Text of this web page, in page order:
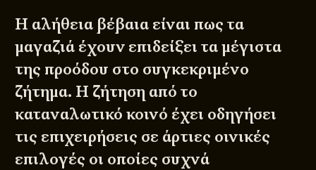
Η αλήθεια βέβαια είναι πως τα
μαγαζιά έχουν επιδείξει τα μέγιστα
της προόδου στο συγκεκριμένο
ζήτημα. Η ζήτηση από το
καταναλωτικό κοινό έχει οδηγήσει
τις επιχειρήσεις σε άρτιες οινικές
επιλογές οι οποίες συχνά